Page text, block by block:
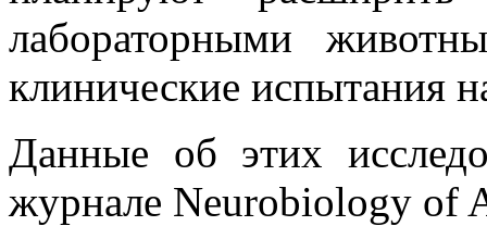
лабораторными
клинические испытания
Данные об этих
журнале Neurobiology of